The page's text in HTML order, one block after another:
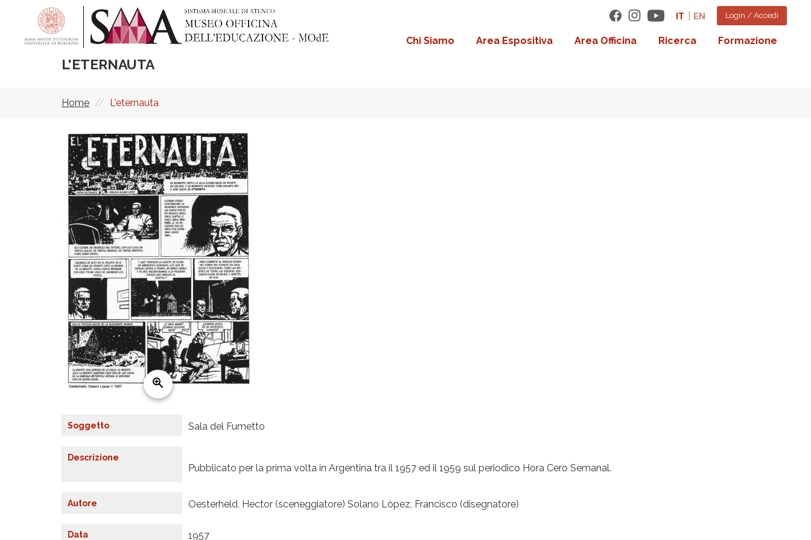
contenuto
principale
IT EN Login / Accedi
Navigazione
Chi Siamo Area Espositiva Area Officina Ricerca Formazione
L'ETERNAUTA
Briciole
pane
Home L'eternauta
Soggetto Sala del Fumetto
Descrizione
Pubblicato per la prima volta in Argentina tra il 1957 ed il 1959 sul periodico Hora Cero Semanal.
Autore Oesterheld, Hector (sceneggiatore) Solano Lòpez, Francisco (disegnatore)
Data 1957